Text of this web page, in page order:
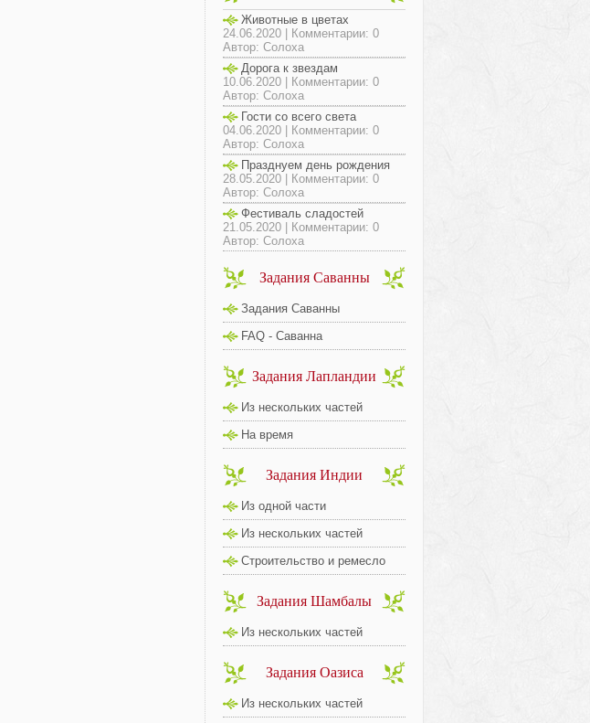
Животные в цветах
24.06.2020 | Комментарии: 0
Автор: Солоха
Дорога к звездам
10.06.2020 | Комментарии: 0
Автор: Солоха
Гости со всего света
04.06.2020 | Комментарии: 0
Автор: Солоха
Празднуем день рождения
28.05.2020 | Комментарии: 0
Автор: Солоха
Фестиваль сладостей
21.05.2020 | Комментарии: 0
Автор: Солоха
Задания Саванны
Задания Саванны
FAQ - Саванна
Задания Лапландии
Из нескольких частей
На время
Задания Индии
Из одной части
Из нескольких частей
Строительство и ремесло
Задания Шамбалы
Из нескольких частей
Задания Оазиса
Из нескольких частей